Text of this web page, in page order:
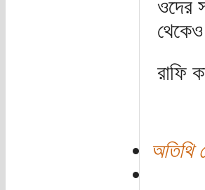
ওদের
রাফি
অতিথি